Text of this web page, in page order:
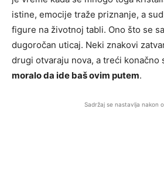
istine, emocije traže priznanje, a
figure na životnoj tabli. Ono što se
dugoročan uticaj. Neki znakovi
drugi otvaraju nova, a treći konačno
moralo da ide baš ovim putem.
Sadržaj se nastavlja nakon